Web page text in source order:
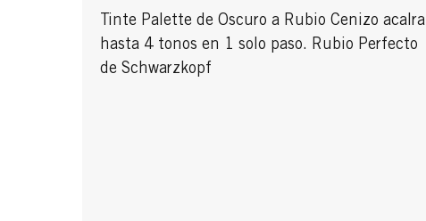
Tinte Palette de Oscuro a Rubio Cenizo acalra
hasta 4 tonos en 1 solo paso. Rubio Perfecto
de Schwarzkopf